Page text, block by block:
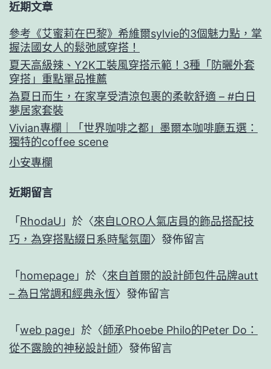
近期文章
參考《艾蜜莉在巴黎》希維爾sylvie的3個魅力點，掌
握法國女人的鬆弛感穿搭！
夏天高級辣、Y2K工裝風穿搭示範！3種「防曬外套
穿搭」重點單品推薦
為夏日而生，在家享受清涼包裹的柔軟舒適 – #白日
夢居家套裝
Vivian專欄｜「世界咖啡之都」墨爾本咖啡廳五選：
獨特的coffee scene
小安專欄
近期留言
「 RhodaU 」於〈來自LORO人氣店員的飾品搭配技
巧，為穿搭點綴日系時髦氛圍〉發佈留言
「 homepage 」於〈來自首爾的設計師包件品牌autt
– 為日常調和經典永恆〉發佈留言
「 web page 」於〈師承Phoebe Philo的Peter Do：
從不露臉的神秘設計師〉發佈留言